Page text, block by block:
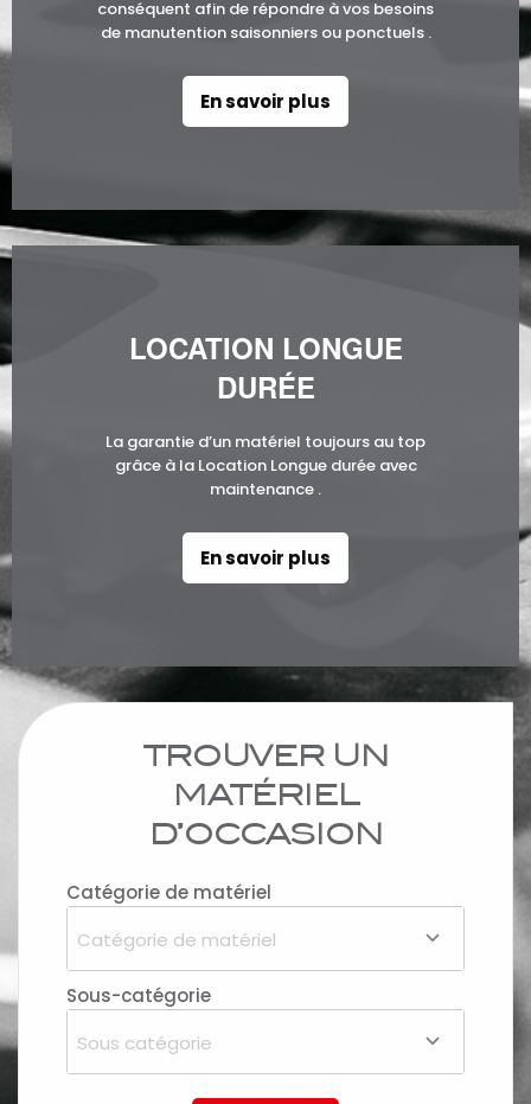
conséquent afin de répondre à vos besoins
de manutention saisonniers ou ponctuels .
En savoir plus
LOCATION LONGUE
DURÉE
La garantie d’un matériel toujours au top
grâce à la Location Longue durée avec
maintenance .
En savoir plus
TROUVER UN
MATÉRIEL
D’OCCASION
Catégorie de matériel
Catégorie de matériel
Sous-catégorie
Sous catégorie